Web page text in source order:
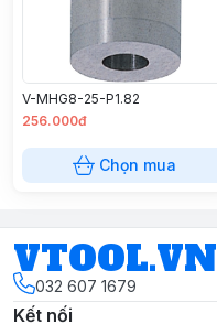
V-MHG8-25-P1.82
256.000đ
Chọn mua
VTOOL.VN
032 607 1679
Kết nối